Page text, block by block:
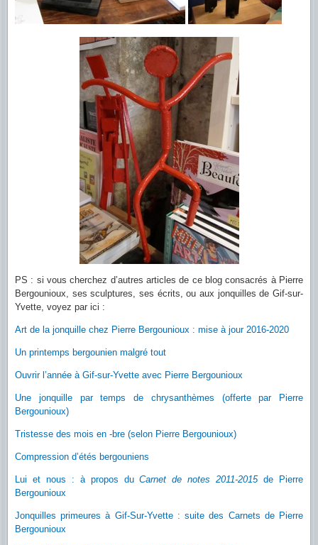
PS : si vous cherchez d’autres articles de ce blog consacrés à Pierre
Bergounioux, ses sculptures, ses écrits, ou aux jonquilles de Gif-sur-
Yvette, voyez par ici :
Art de la jonquille chez Pierre Bergounioux : mise à jour 2016-2020
Un printemps bergounien malgré tout
Ouvrir l’année à Gif-sur-Yvette avec Pierre Bergounioux
Une jonquille par temps de chrysanthèmes (offerte par Pierre
Bergounioux)
Tristesse des mois en -bre (selon Pierre Bergounioux)
Compression d’étés bergouniens
Lui et nous : à propos duCarnet de notes 2011-2015de Pierre
Bergounioux
Jonquilles primeures à Gif-Sur-Yvette : suite des Carnets de Pierre
Bergounioux